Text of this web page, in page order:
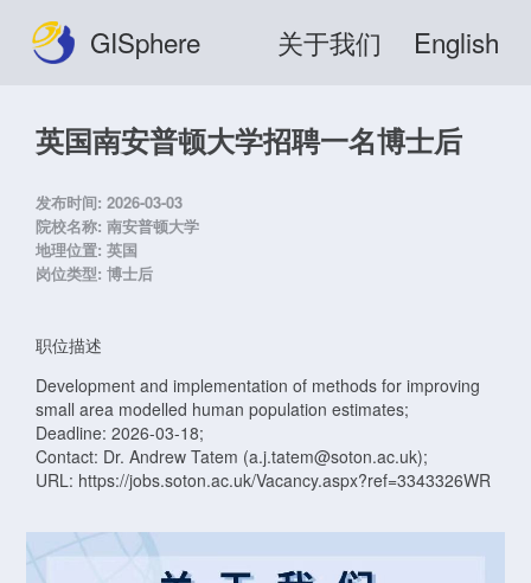
GISphere 关于我们 English
英国南安普顿大学招聘一名博士后
发布时间: 2026-03-03
院校名称: 南安普顿大学
地理位置: 英国
岗位类型: 博士后
职位描述
Development and implementation of methods for improving
small area modelled human population estimates;
Deadline: 2026-03-18;
Contact: Dr. Andrew Tatem (a.j.tatem@soton.ac.uk);
URL: https://jobs.soton.ac.uk/Vacancy.aspx?ref=3343326WR